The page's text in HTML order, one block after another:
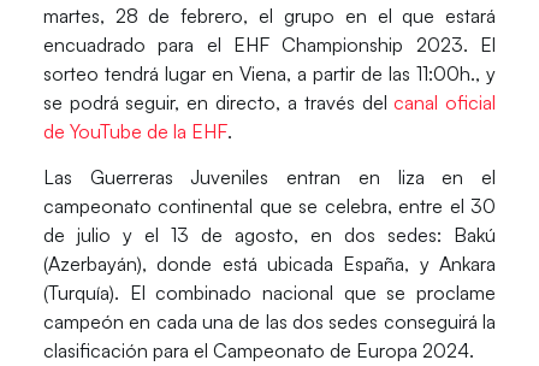
martes, 28 de febrero, el grupo en el que estará
encuadrado para el EHF Championship 2023. El
sorteo tendrá lugar en Viena, a partir de las 11:00h., y
se podrá seguir, en directo, a través delcanal oficial
de YouTube de la EHF.
Las Guerreras Juveniles entran en liza en el
campeonato continental que se celebra, entre el 30
de julio y el 13 de agosto, en dos sedes: Bakú
(Azerbayán), donde está ubicada España, yAnkara
(Turquía). El combinado nacional que se proclame
campeón en cada una de las dos sedes conseguirá la
clasificación para el Campeonato de Europa 2024.